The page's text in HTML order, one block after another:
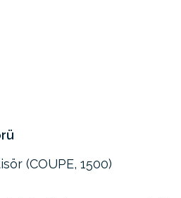
(COUPE, 1500)